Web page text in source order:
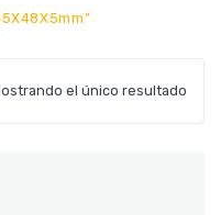
el único resultado